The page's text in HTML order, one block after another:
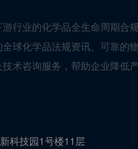
行业的化学品全生命周期合
球化学品法规资讯、可靠的
术咨询服务，帮助企业降低
科技园1号楼11层